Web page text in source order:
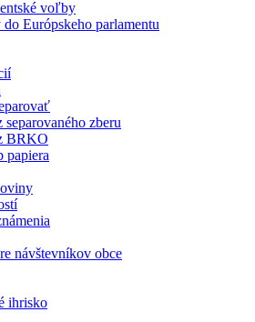
voľby
Európskeho parlamentu
separovaného zberu
BRKO
papiera
návštevníkov obce
ihrisko